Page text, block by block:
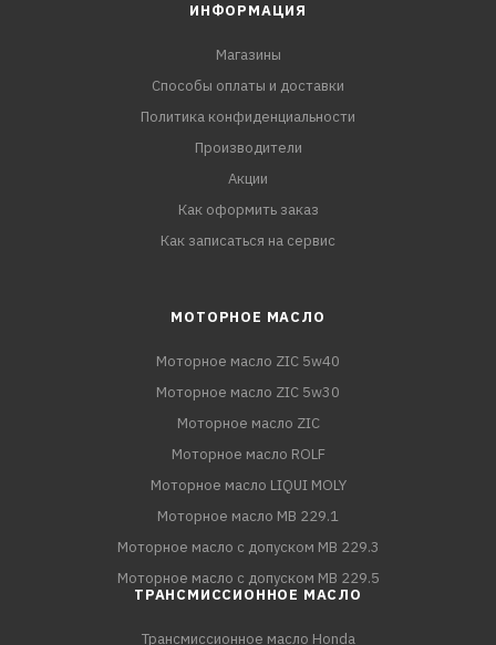
ИНФОРМАЦИЯ
Магазины
Способы оплаты и доставки
Политика конфиденциальности
Производители
Акции
Как оформить заказ
Как записаться на сервис
МОТОРНОЕ МАСЛО
Моторное масло ZIC 5w40
Моторное масло ZIC 5w30
Моторное масло ZIC
Моторное масло ROLF
Моторное масло LIQUI MOLY
Моторное масло MB 229.1
Моторное масло с допуском MB 229.3
Моторное масло с допуском MB 229.5
ТРАНСМИССИОННОЕ МАСЛО
Трансмиссионное масло Honda